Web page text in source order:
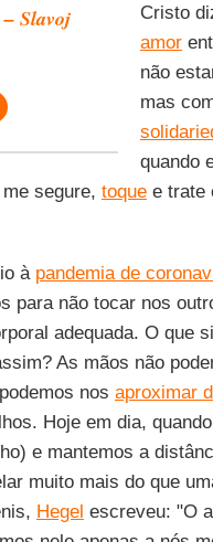
Slavoj
Cristo
amor
não
mas
quando
segure, toquee trate
à pandemia de
para não tocar nos
adequada. O que
As mãos não
nos aproximar
Hoje em dia,
e mantemos a
muito mais do que
Hegel escreveu: "O